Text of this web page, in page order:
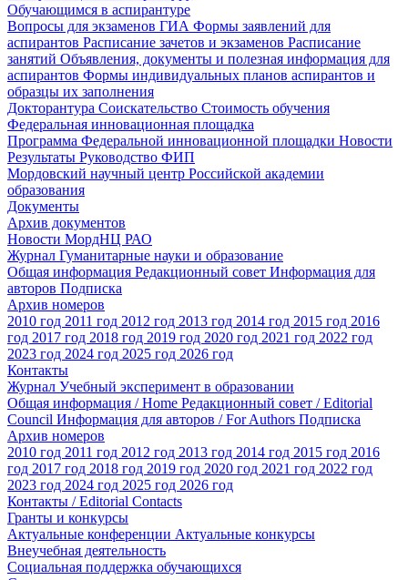
Обучающимся в аспирантуре
Вопросы для экзаменов ГИА Формы заявлений для
аспирантов Расписание зачетов и экзаменов Расписание
занятий Объявления, документы и полезная информация для
аспирантов Формы индивидуальных планов аспирантов и
образцы их заполнения
Докторантура Соискательство Стоимость обучения
Федеральная инновационная площадка
Программа Федеральной инновационной площадки Новости
Результаты Руководство ФИП
Мордовский научный центр Российской академии
образования
Документы
Архив документов
Новости МордНЦ РАО
Журнал Гуманитарные науки и образование
Общая информация Редакционный совет Информация для
авторов Подписка
Архив номеров
2010 год 2011 год 2012 год 2013 год 2014 год 2015 год 2016
год 2017 год 2018 год 2019 год 2020 год 2021 год 2022 год
2023 год 2024 год 2025 год 2026 год
Контакты
Журнал Учебный эксперимент в образовании
Общая информация / Home Редакционный совет / Editorial
Council Информация для авторов / For Authors Подписка
Архив номеров
2010 год 2011 год 2012 год 2013 год 2014 год 2015 год 2016
год 2017 год 2018 год 2019 год 2020 год 2021 год 2022 год
2023 год 2024 год 2025 год 2026 год
Контакты / Editorial Contacts
Гранты и конкурсы
Актуальные конференции Актуальные конкурсы
Внеучебная деятельность
Социальная поддержка обучающихся